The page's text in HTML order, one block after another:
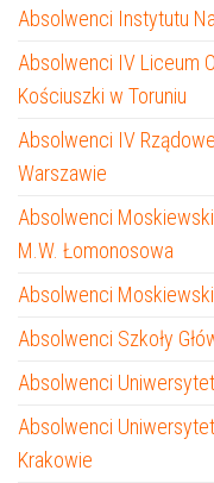
Absolwenci Instytutu
Absolwenci IV Liceum
Kościuszki w Toruniu
Absolwenci IV
Warszawie
Absolwenci
M.W. Łomonosowa
Absolwenci
Absolwenci Szkoły
Absolwenci
Absolwenci
Krakowie